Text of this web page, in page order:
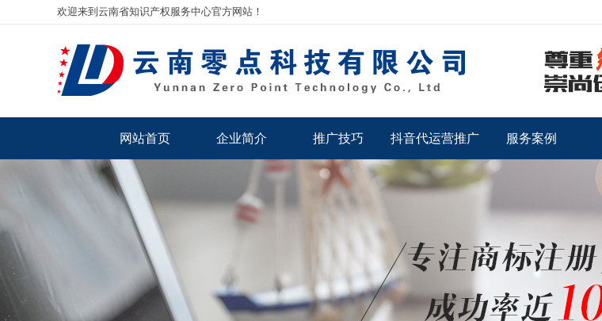
欢迎来到云南省知识产权服务中心官方网站！
网站首页 企业简介 推广技巧 抖音代运营推广 服务案例